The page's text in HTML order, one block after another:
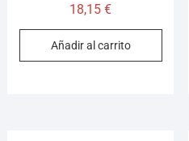
18,15€
Añadir al carrito